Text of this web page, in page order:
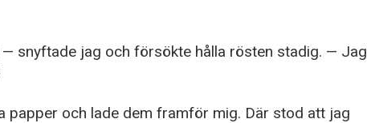
snyftade jag och försökte hålla rösten stadig. — Jag
papper och lade dem framför mig. Där stod att jag